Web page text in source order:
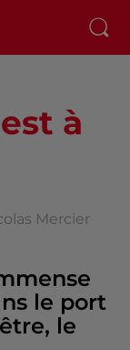
à
Mercier
le port
le